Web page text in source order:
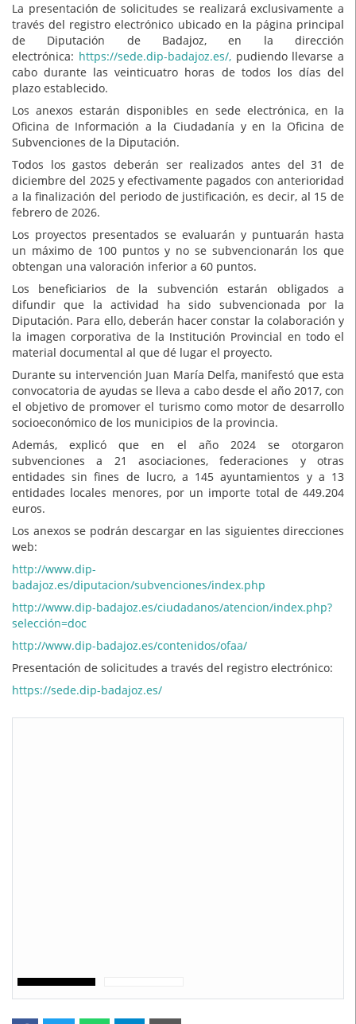
La presentación de solicitudes se realizará exclusivamente a
través del registro electrónico ubicado en la página principal
de Diputación de Badajoz, en la dirección
electrónica: https://sede.dip-badajoz.es/,pudiendo llevarse a
cabo durante las veinticuatro horas de todos los días del
plazo establecido.
Los anexos estarán disponibles en sede electrónica, en la
Oficina de Información a la Ciudadanía y en la Oficina de
Subvenciones de la Diputación.
Todos los gastos deberán ser realizados antes del 31 de
diciembre del 2025 y efectivamente pagados con anterioridad
a la finalización del periodo de justificación, es decir, al 15 de
febrero de 2026.
Los proyectos presentados se evaluarán y puntuarán hasta
un máximo de 100 puntos y no se subvencionarán los que
obtengan una valoración inferior a 60 puntos.
Los beneficiarios de la subvención estarán obligados a
difundir que la actividad ha sido subvencionada por la
Diputación. Para ello, deberán hacer constar la colaboración y
la imagen corporativa de la Institución Provincial en todo el
material documental al que dé lugar el proyecto.
Durante su intervención Juan María Delfa, manifestó que esta
convocatoria de ayudas se lleva a cabo desde el año 2017, con
el objetivo de promover el turismo como motor de desarrollo
socioeconómico de los municipios de la provincia.
Además, explicó que en el año 2024 se otorgaron
subvenciones a 21 asociaciones, federaciones y otras
entidades sin fines de lucro, a 145 ayuntamientos y a 13
entidades locales menores, por un importe total de 449.204
euros.
Los anexos se podrán descargar en las siguientes direcciones
web:
http://www.dip-
badajoz.es/diputacion/subvenciones/index.php
http://www.dip-badajoz.es/ciudadanos/atencion/index.php?
selección=doc
http://www.dip-badajoz.es/contenidos/ofaa/
Presentación de solicitudes a través del registro electrónico:
https://sede.dip-badajoz.es/